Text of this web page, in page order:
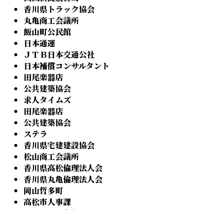
香川県トラック協会
丸亀商工会議所
飯山町公民館
日本通運
ＪＴＢ日本交通公社
日本補償コンサルタント
田尾楽器店
公共建築協会
求人タイムズ
田尾楽器店
公共建築協会
ステラ
香川県宅建建設協会
松山商工会議所
香川県高松倫理法人会
香川県丸亀倫理法人会
岡山哲多町
高松市人事課